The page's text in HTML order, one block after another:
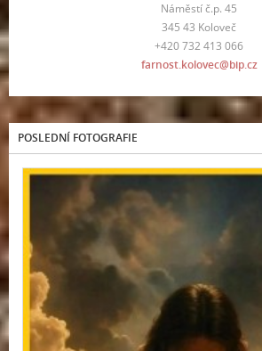
Náměstí č.p. 45
345 43 Koloveč
+420 732 413 066
farnost.kolovec@bip.cz
POSLEDNÍ FOTOGRAFIE